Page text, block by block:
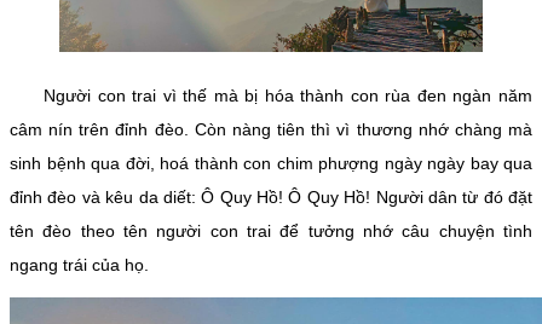
Người con trai vì thế mà bị hóa thành con rùa đen ngàn năm
câm nín trên đỉnh đèo. Còn nàng tiên thì vì thương nhớ chàng mà
sinh bệnh qua đời, hoá thành con chim phượng ngày ngày bay qua
đỉnh đèo và kêu da diết: Ô Quy Hồ! Ô Quy Hồ! Người dân từ đó đặt
tên đèo theo tên người con trai để tưởng nhớ câu chuyện tình
ngang trái của họ.